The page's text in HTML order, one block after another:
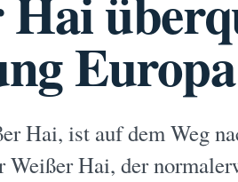
Europa
Hai, ist auf dem Weg
Hai, der